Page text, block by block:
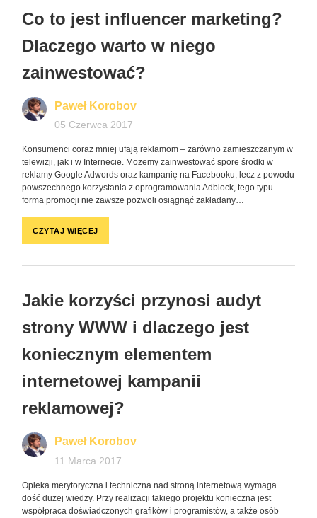
Co to jest influencer marketing?
Dlaczego warto w niego
zainwestować?
Paweł Korobov
05 Czerwca 2017
Konsumenci coraz mniej ufają reklamom – zarówno zamieszczanym w
telewizji, jak i w Internecie. Możemy zainwestować spore środki w
reklamy Google Adwords oraz kampanię na Facebooku, lecz z powodu
powszechnego korzystania z oprogramowania Adblock, tego typu
forma promocji nie zawsze pozwoli osiągnąć zakładany…
CZYTAJ WIĘCEJ
Jakie korzyści przynosi audyt
strony WWW i dlaczego jest
koniecznym elementem
internetowej kampanii
reklamowej?
Paweł Korobov
11 Marca 2017
Opieka merytoryczna i techniczna nad stroną internetową wymaga
dość dużej wiedzy. Przy realizacji takiego projektu konieczna jest
współpraca doświadczonych grafików i programistów, a także osób